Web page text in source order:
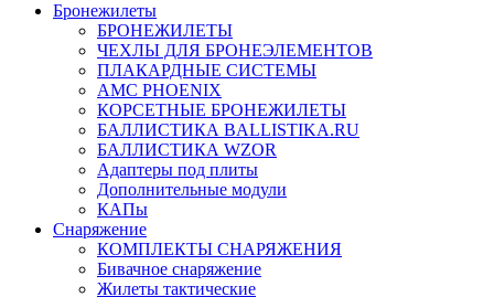
Бронежилеты
БРОНЕЖИЛЕТЫ
ЧЕХЛЫ ДЛЯ БРОНЕЭЛЕМЕНТОВ
ПЛАКАРДНЫЕ СИСТЕМЫ
АМС PHOENIX
КОРСЕТНЫЕ БРОНЕЖИЛЕТЫ
БАЛЛИСТИКА BALLISTIKA.RU
БАЛЛИСТИКА WZOR
Адаптеры под плиты
Дополнительные модули
КАПы
Снаряжение
КОМПЛЕКТЫ СНАРЯЖЕНИЯ
Бивачное снаряжение
Жилеты тактические